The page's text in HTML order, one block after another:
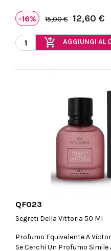
-16% 15,00 € 12,60 €
add_shopping_cart AGGIUNGI AL
QF023
Segreti Della Vittoria 50 Ml
Profumo Equivalente A
Se Cerchi Un Profumo